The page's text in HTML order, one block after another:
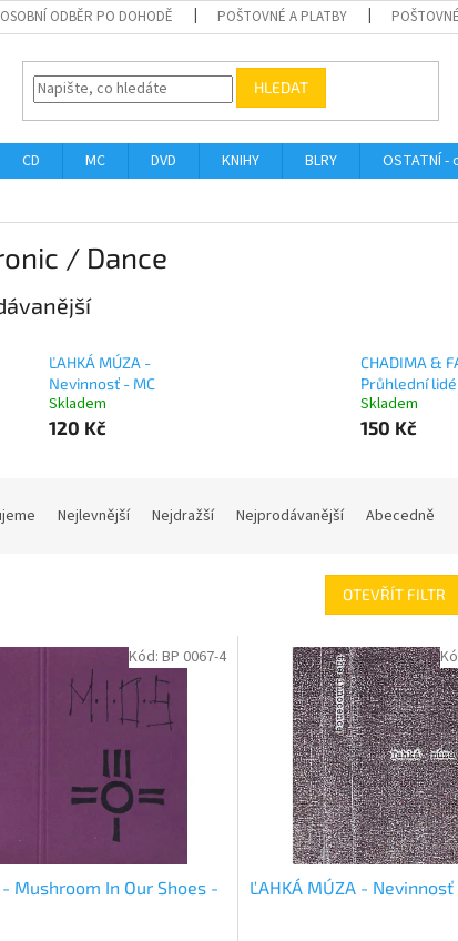
OSOBNÍ ODBĚR PO DOHODĚ POŠTOVNÉ A PLATBY
HLEDAT
CD MC DVD KNIHY BLRY OSTATNÍ -
/ Dance
ĽAHKÁ MÚZA -
Nevinnosť - MC
Skladem
120 Kč
CHADIMA &
Průhlední
Skladem
150 Kč
Nejlevnější Nejdražší Nejprodávanější Abecedně
OTEVŘÍT FILTR
- Mushroom In Our Shoes -
Kód: BP 0067-4
ĽAHKÁ MÚZA - Nevinnosť